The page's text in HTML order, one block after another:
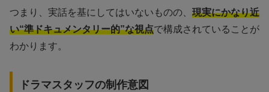
つまり、実話を基にしてはいないものの、 現実にかなり近
い“準ドキュメンタリー的”な視点で構成されていることが
わかります。
ドラマスタッフの制作意図